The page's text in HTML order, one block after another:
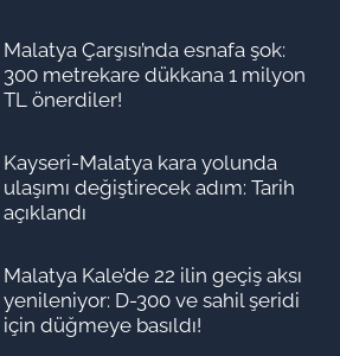
Malatya Çarşısı’nda esnafa şok:
300 metrekare dükkana 1 milyon
TL önerdiler!
Kayseri-Malatya kara yolunda
ulaşımı değiştirecek adım: Tarih
açıklandı
Malatya Kale’de 22 ilin geçiş aksı
yenileniyor: D-300 ve sahil şeridi
için düğmeye basıldı!